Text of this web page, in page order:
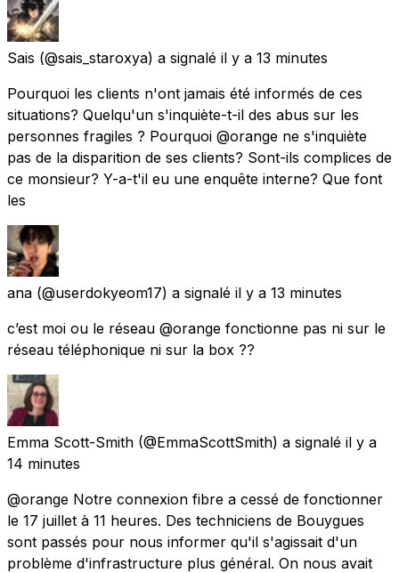
Sais (@sais_staroxya) a signalé il y a 13 minutes
Pourquoi les clients n'ont jamais été informés de ces
situations? Quelqu'un s'inquiète-t-il des abus sur les
personnes fragiles ? Pourquoi @orange ne s'inquiète
pas de la disparition de ses clients? Sont-ils complices de
ce monsieur? Y-a-t'il eu une enquête interne? Que font
les
ana (@userdokyeom17) a signalé il y a 13 minutes
c’est moi ou le réseau @orange fonctionne pas ni sur le
réseau téléphonique ni sur la box ??
Emma Scott-Smith (@EmmaScottSmith) a signalé il y a
14 minutes
@orange Notre connexion fibre a cessé de fonctionner
le 17 juillet à 11 heures. Des techniciens de Bouygues
sont passés pour nous informer qu'il s'agissait d'un
problème d'infrastructure plus général. On nous avait